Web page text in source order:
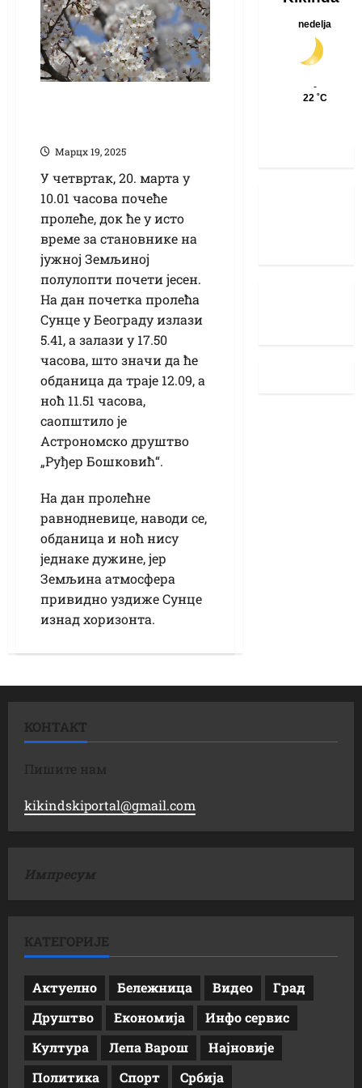
Марцх 19, 2025
У четвртак, 20. марта у
10.01 часова почеће
пролеће, док ће у исто
време за становнике на
јужној Земљиној
полулопти почети јесен.
На дан почетка пролећа
Сунце у Београду излази
5.41, а залази у 17.50
часова, што значи да ће
обданица да траје 12.09, а
ноћ 11.51 часова,
саопштило је
Астрономско друштво
„Руђер Бошковић“.
На дан пролећне
равнодневице, наводи се,
обданица и ноћ нису
једнаке дужине, јер
Земљина атмосфера
привидно уздиже Сунце
изнад хоризонта.
КОНТАКТ
Пишите нам
kikindskiportal@gmail.com
Импресум
КАТЕГОРИЈЕ
Актуелно Бележница Видео
Град
Друштво
Економија
Инфо сервис
Култура
Лепа Варош
Најновије
Политика
Спорт Србија